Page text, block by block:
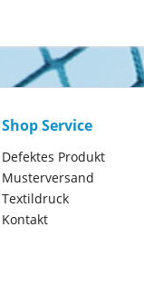
Shop Service
Defektes Produkt
Musterversand
Textildruck
Kontakt